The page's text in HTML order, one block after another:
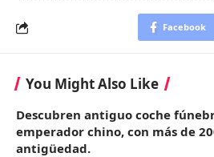
Facebook
You Might Also Like
Descubren antiguo coche
emperador chino, con más de
antigüedad.